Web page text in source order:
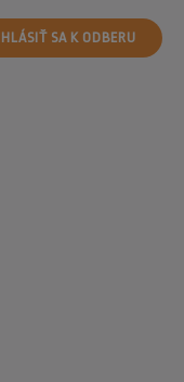
SA K ODBERU